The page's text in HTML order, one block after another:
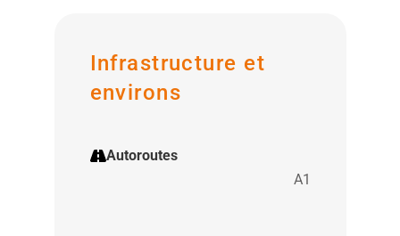
Infrastructure et
environs
Autoroutes
A1